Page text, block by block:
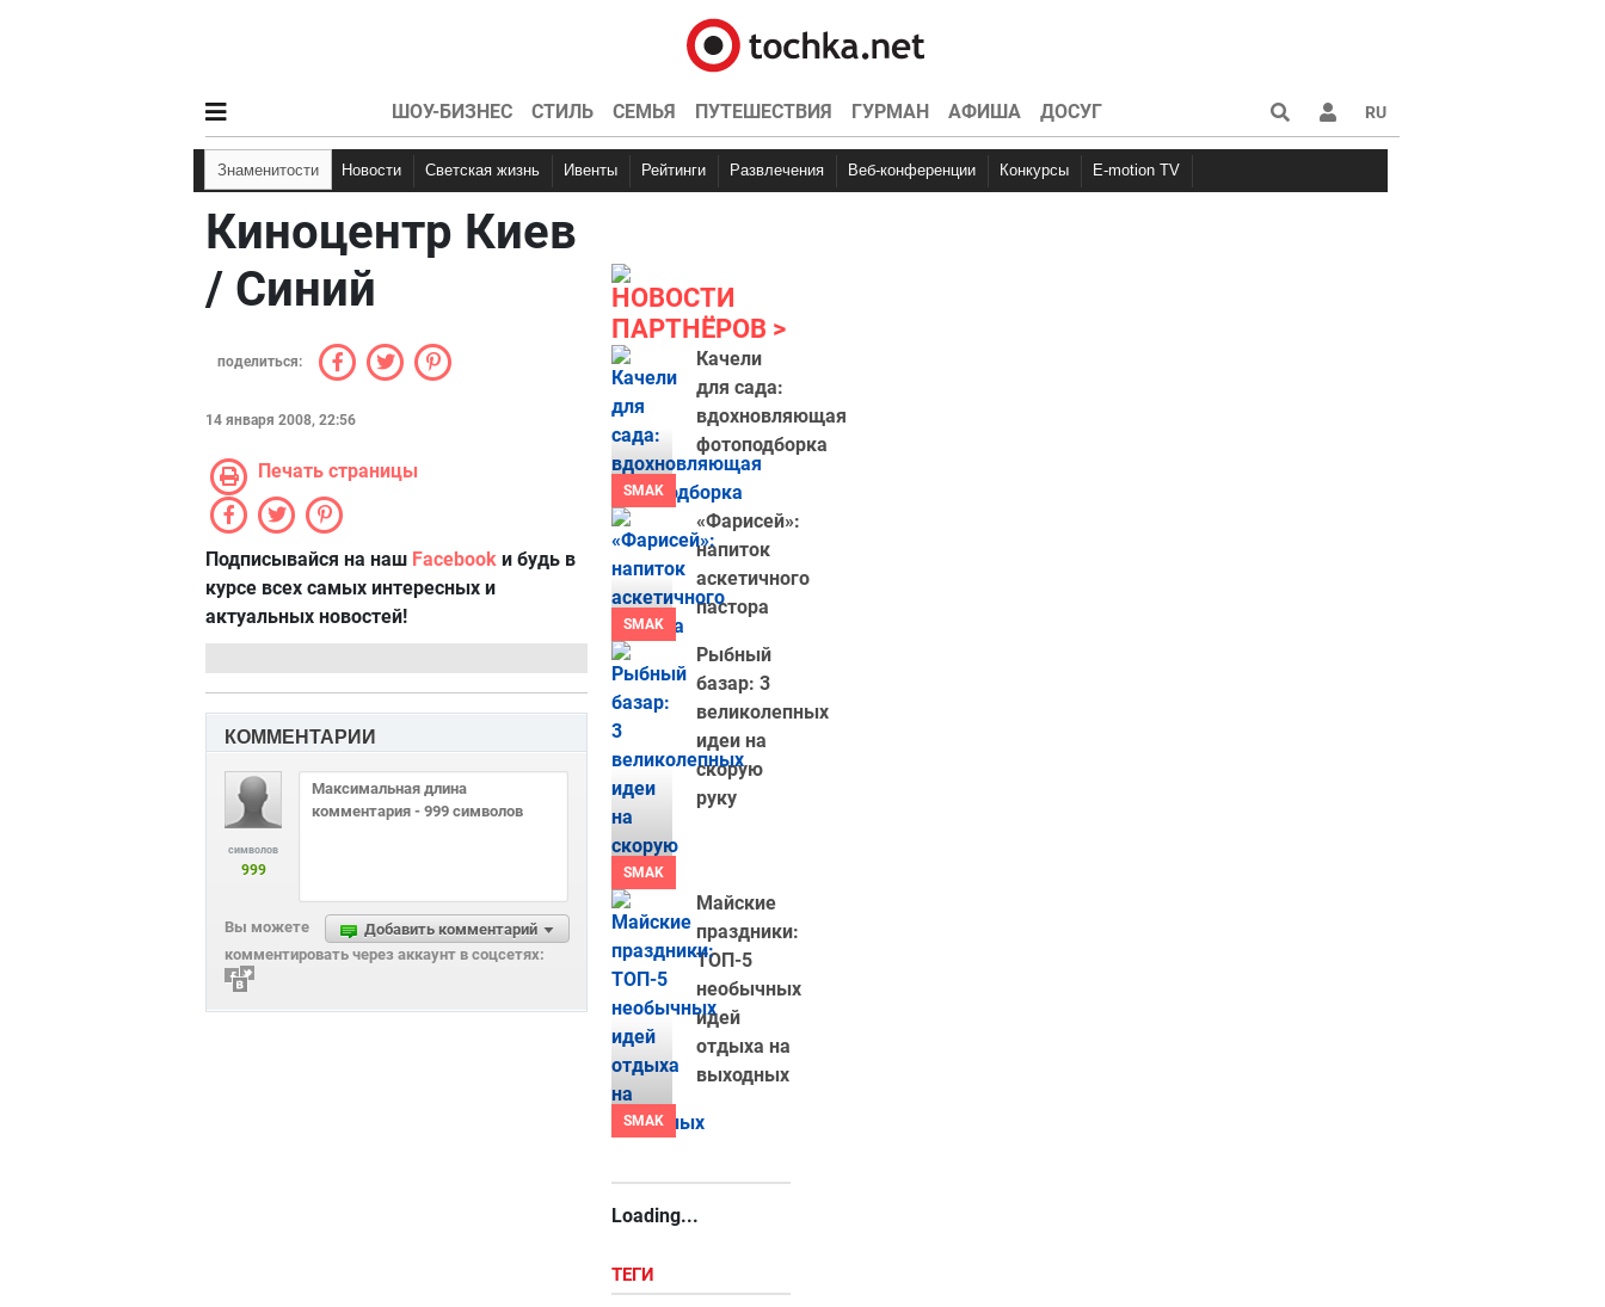
ШОУ-БИЗНЕС СТИЛЬ СЕМЬЯ ПУТЕШЕСТВИЯ ГУРМАН АФИША ДОСУГ RU
Знаменитости Новости Светская жизнь Ивенты Рейтинги Развлечения Веб-конференции Конкурсы E-motion TV
Киноцентр Киев
/ Синий
поделиться:
14 января 2008, 22:56
Печать страницы
Подписывайся на наш Facebook и будь в
курсе всех самых интересных и
актуальных новостей!
КОММЕНТАРИИ
символов
999
Добавить комментарий
Вы можете
комментировать через аккаунт в соцсетях:
НОВОСТИ
ПАРТНЁРОВ
SMAK
Качели
для сада:
вдохновляющая
фотоподборка
SMAK
«Фарисей»:
напиток
аскетичного
пастора
SMAK
Рыбный
базар: 3
великолепных
идеи на
скорую
руку
SMAK
Майские
праздники:
ТОП-5
необычных
идей
отдыха на
выходных
Loading...
ТЕГИ